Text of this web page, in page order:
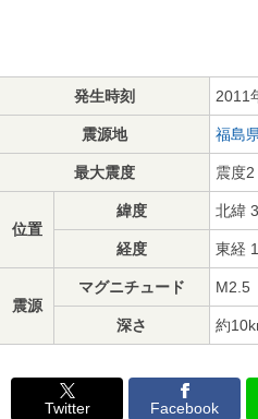
発生時刻 2011
震源地 福島
最大震度 震度2
位置
緯度 北緯
経度 東経
震源
マグニチュード M2.5
深さ 約
Twitter Facebook